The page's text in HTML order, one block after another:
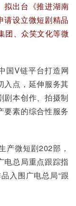
拟出台《推进湖南
请设立微短剧精品
团、众笑文化等微
国V链平台打造网
入点，延伸服务其
剧本创作、拍摄制
要素的综合性服务
产微短剧202部，
电总局重点跟踪指
入围广电总局“跟